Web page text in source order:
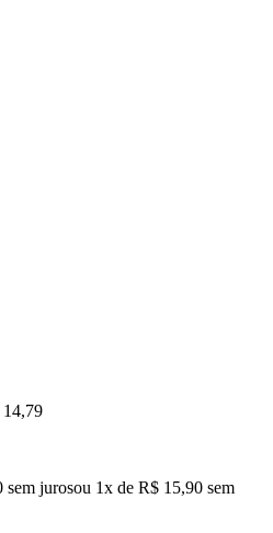
14,79
sem jurosou 1x de R$ 15,90 sem